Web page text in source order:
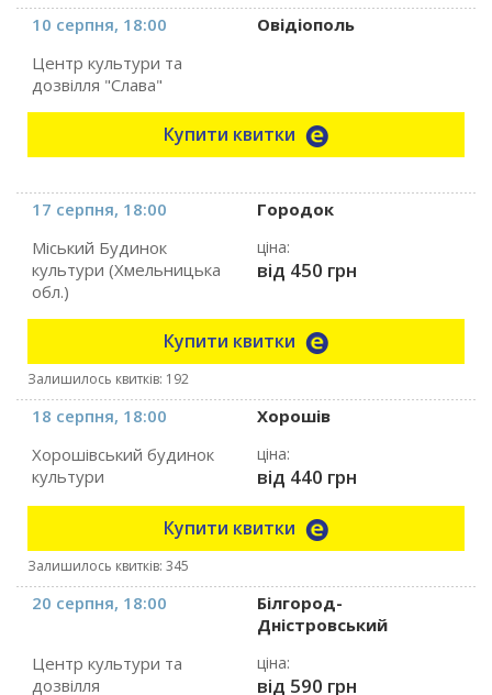
10 серпня, 18:00
Овідіополь
Центр культури та
дозвілля "Слава"
Купити квитки
17 серпня, 18:00
Городок
Міський Будинок
культури (Хмельницька
обл.)
ціна:
від 450 грн
Купити квитки
Залишилось квитків: 192
18 серпня, 18:00
Хорошів
Хорошівський будинок
культури
ціна:
від 440 грн
Купити квитки
Залишилось квитків: 345
20 серпня, 18:00
Білгород-
Дністровський
Центр культури та
дозвілля
ціна:
від 590 грн